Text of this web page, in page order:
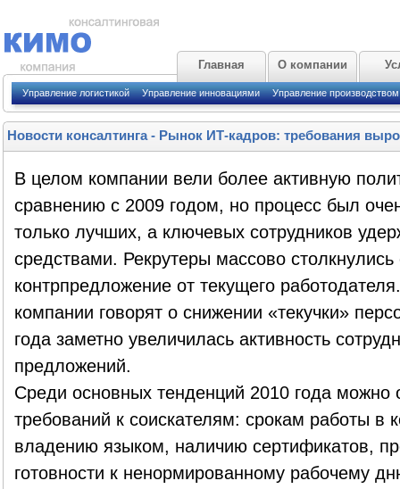
Главная О компании
Управление логистикой Управление инновациями Управление производством
Новости консалтинга- Рынок ИТ-кадров: требования
В целом компании вели более активную
сравнению с 2009 годом, но процесс был
только лучших, а ключевых сотрудников
средствами. Рекрутеры массово
контрпредложение от текущего
компании говорят о снижении «текучки»
года заметно увеличилась активность
предложений.
Среди основных тенденций 2010 года можно
требований к соискателям: срокам работы в
владению языком, наличию сертификатов,
готовности к ненормированному рабочему